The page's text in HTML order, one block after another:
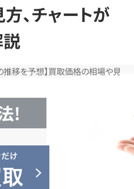
、チャートが
推移を予想】買取価格の相場や見方
!